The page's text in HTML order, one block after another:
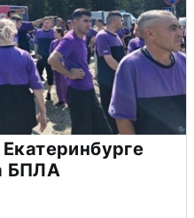
БПЛА